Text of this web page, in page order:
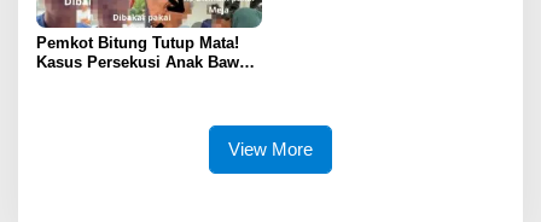
Pemkot Bitung Tutup Mata!
Kasus Persekusi Anak Bawah
View More